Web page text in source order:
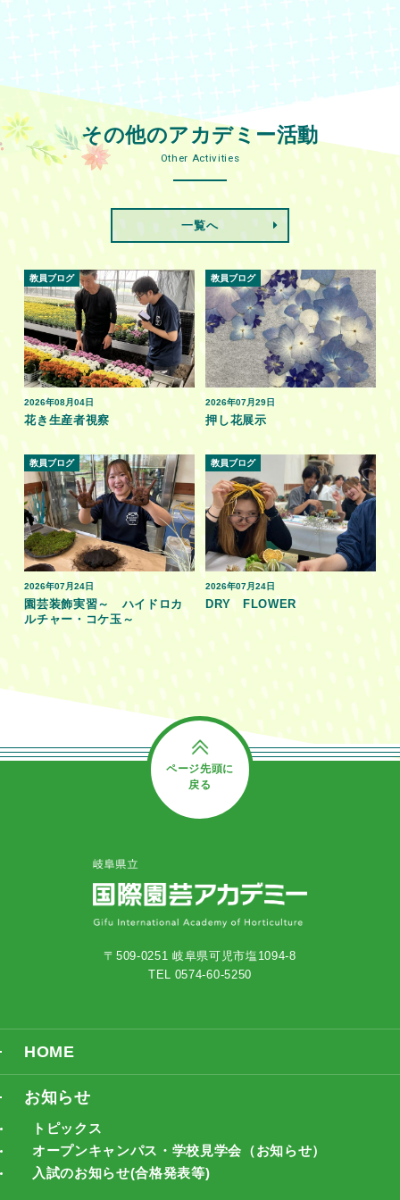
その他のアカデミー活動
Other Activities
一覧へ
2026年08月04日
教員ブログ
花き生産者視察
2026年07月29日
教員ブログ
押し花展示
2026年07月24日
教員ブログ
園芸装飾実習～ ハイドロカ
ルチャー・コケ玉～
2026年07月24日
教員ブログ
DRY FLOWER
ページ先頭に
戻る
〒509-0251 岐阜県可児市塩1094-8
TEL 0574-60-5250
HOME
お知らせ
トピックス
オープンキャンパス・学校見学会（お知らせ）
入試のお知らせ(合格発表等)